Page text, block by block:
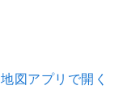
地図アプリで開く